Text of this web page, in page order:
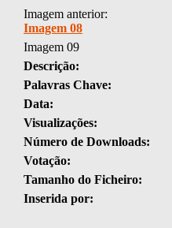
Imagem anterior:
Imagem 08
Imagem 09
Descrição:
Palavras Chave:
Data:
Visualizações:
Número de Downloads:
Votação:
Tamanho do Ficheiro:
Inserida por: